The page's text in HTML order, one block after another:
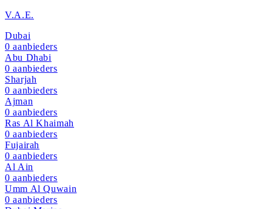
V.A.E.
Dubai
0 aanbieders
Abu Dhabi
0 aanbieders
Sharjah
0 aanbieders
Ajman
0 aanbieders
Ras Al Khaimah
0 aanbieders
Fujairah
0 aanbieders
Al Ain
0 aanbieders
Umm Al Quwain
0 aanbieders